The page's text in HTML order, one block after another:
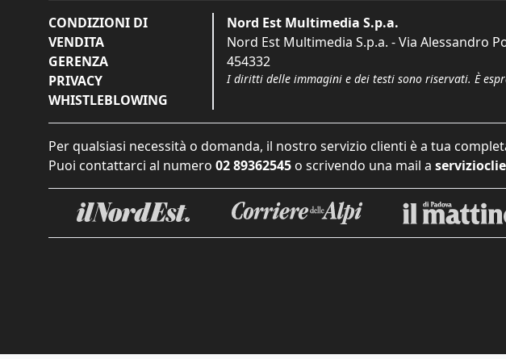
CONDIZIONI DI
VENDITA
GERENZA
PRIVACY
WHISTLEBLOWING
Nord Est Multimedia S.p.a.
Nord Est Multimedia S.p.a. - Via Alessandro
454332
I diritti delle immagini e dei testi sono riservati. È
Per qualsiasi necessità o domanda, il nostro servizio clienti è a tua
Puoi contattarci al numero 02 89362545 o scrivendo una mail a